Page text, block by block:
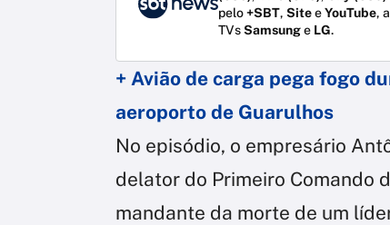
pelo+SBT, SiteeYouTube,
TVsSamsunge LG.
+ Avião de carga pega fogo
aeroporto de Guarulhos
No episódio, o empresário
delator do Primeiro Comando
mandante da morte de um